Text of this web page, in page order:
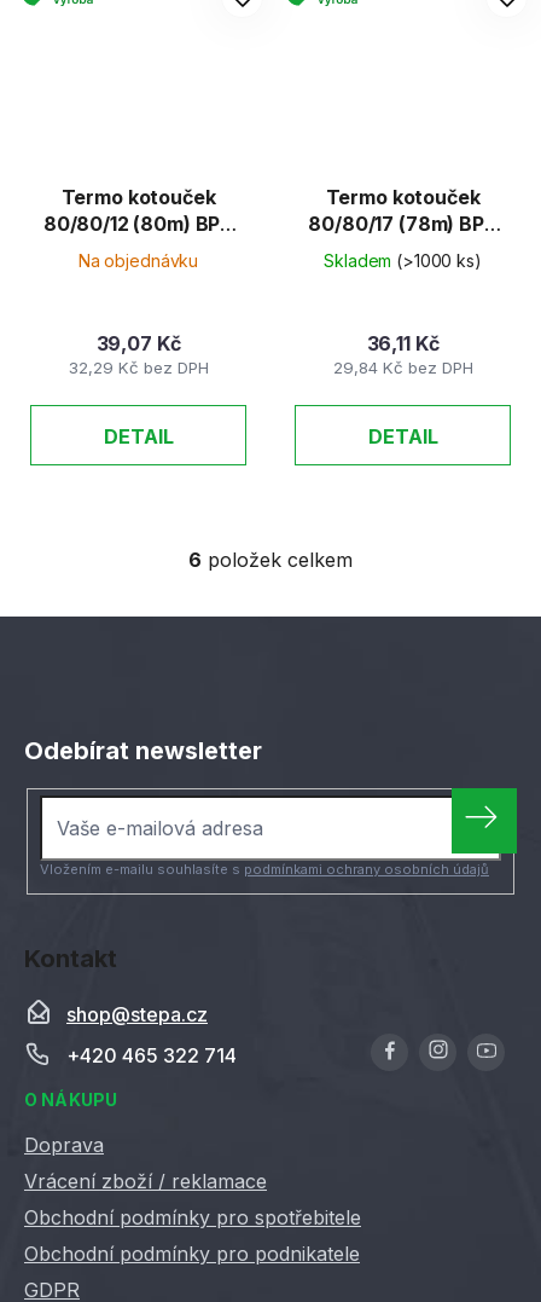
Termo kotouček
80/80/12 (80m) BPA
Free
Na objednávku
32,29 Kč bez DPH
39,07 Kč
DETAIL
Termo kotouček
80/80/17 (78m) BPA
Free
Skladem (>1000 ks)
29,84 Kč bez DPH
36,11 Kč
DETAIL
O
l
p
k
y
6 položek celkem
Kontakt
shop@stepa.cz
+420 465 322 714
O NÁKUPU
Doprava
Vrácení zboží / reklamace
Obchodní podmínky pro spotřebitele
Obchodní podmínky pro podnikatele
GDPR
Odebírat newsletter
Vložením e-mailu souhlasíte s podmínkami ochrany osobních údajů